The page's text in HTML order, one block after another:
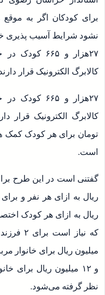
برای کودکان اگر به موقع
نشود شرایط آسیب پذیری
۲۷هزار و
کالابرگ الکترونیک قرار
۲۷هزار و
تومان برای هر کودک کمک
است.
ریال به ازای هر کودک
میلیون ریال برای خانوار
نظر گرفته می‌شود.